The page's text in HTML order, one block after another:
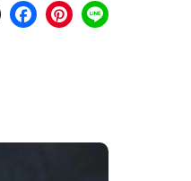
X Facebook
Pinterest